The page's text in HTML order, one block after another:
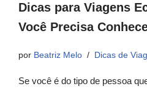
Dicas para Viagens
Você Precisa
por Beatriz Melo Dicas de
Se você é do tipo de pessoa